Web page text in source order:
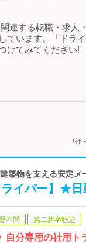
連する転職・求
ています。「ドラ
けてみてください!
1件
築物を支える安定
イバー】★
不問 第二新卒歓迎
自分専用の社用